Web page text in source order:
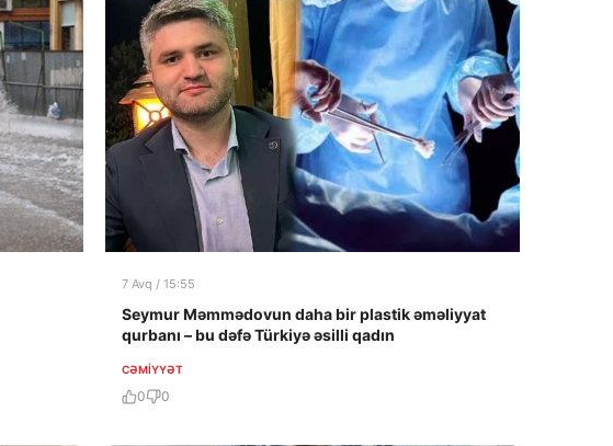
7 Avq / 15:55
Seymur Məmmədovun daha bir plastik əməliyyat
qurbanı – bu dəfə Türkiyə əsilli qadın
CƏMIYYƏT
0 0